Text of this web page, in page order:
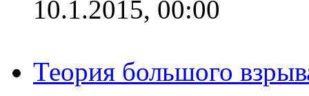
10.1.2015, 00:00
Теория большого